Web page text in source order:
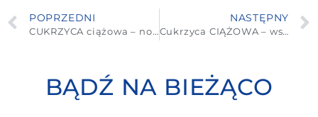
POPRZEDNI
CUKRZYCA ciążowa – normy i rozpoznanie
NASTĘPNY
Cukrzyca CIĄŻOWA – wszystko, co musisz wiedzieć
BĄDŹ NA BIEŻĄCO